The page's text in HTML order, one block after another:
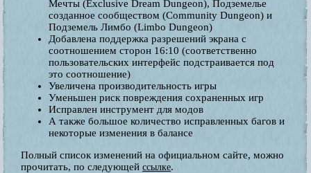
Мечты (Exclusive Dream Dungeon), Подземелье
созданное сообществом (Community Dungeon) и
Подземель Лимбо (Limbo Dungeon)
Добавлена поддержка разрешений экрана с
соотношением сторон 16:10 (соответственно
пользовательских интерфейс подстраивается под
это соотношение)
Увеличена производительность игры
Уменьшен риск повреждения сохраненных игр
Исправлен инструмент для модов
А также большое количество исправленных багов и
некоторые изменения в балансе
Полный список изменений на официальном сайте, можно
прочитать, по следующей ссылке.